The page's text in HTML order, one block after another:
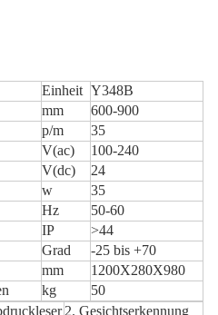
Einheit Y348B
mm
600-900
p/m
35
V(ac)
100-240
V(dc)
24
w
35
Hz
50-60
IP
>44
Grad
-25 bis +70
mm
1200X280X980
kg
50
2. Gesichtserkennung